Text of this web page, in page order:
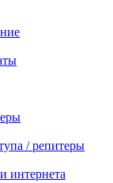
/ репитеры
интернета